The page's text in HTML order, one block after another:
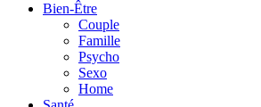
Bien-Être
Couple
Famille
Psycho
Sexo
Home